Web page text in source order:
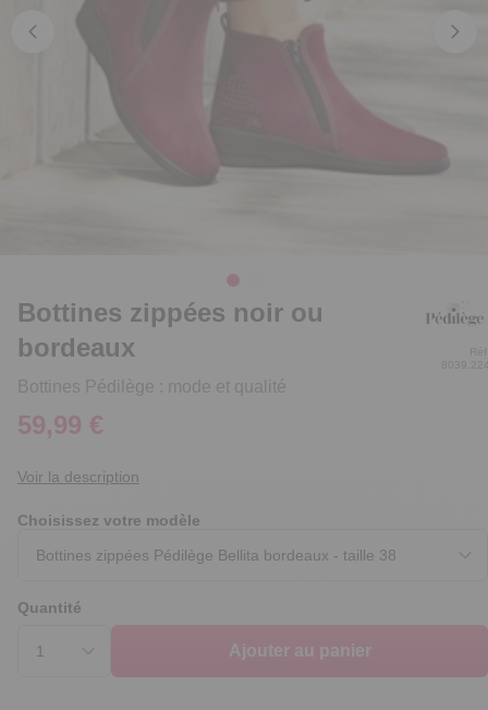
Bottines zippées noir ou
bordeaux
Bottines Pédilège : mode et qualité
59,99 €
Voir la description
Choisissez votre modèle
Quantité
Ajouter au panier